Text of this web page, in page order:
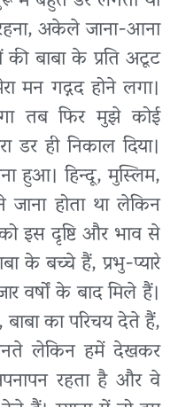
अकेले जाना-आना
बाबा के प्रति अटूट
मन गद्गद होने लगा।
तब फिर मुझे कोई
ही निकाल दिया।
हुआ। हिन्दू, मुस्लिम,
होता था लेकिन
इस दृष्टि और भाव से
के बच्चे हैं, प्रभु-प्यारे
वर्षों के बाद मिले हैं।
का परिचय देते हैं,
लेकिन हमें देखकर
रहता है और वे